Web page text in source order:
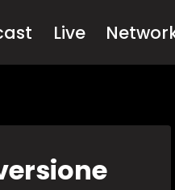
Live